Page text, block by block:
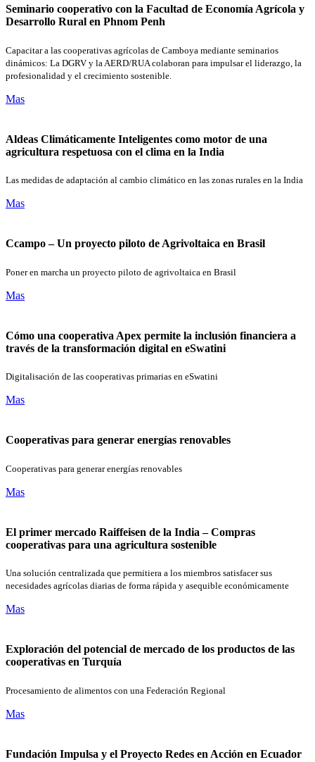
Seminario cooperativo con la Facultad de Economía Agrícola y
Desarrollo Rural en Phnom Penh
Capacitar a las cooperativas agrícolas de Camboya mediante seminarios
dinámicos: La DGRV y la AERD/RUA colaboran para impulsar el liderazgo, la
profesionalidad y el crecimiento sostenible.
Mas
Aldeas Climáticamente Inteligentes como motor de una
agricultura respetuosa con el clima en la India
Las medidas de adaptación al cambio climático en las zonas rurales en la India
Mas
Ccampo – Un proyecto piloto de Agrivoltaica en Brasil
Poner en marcha un proyecto piloto de agrivoltaica en Brasil
Mas
Cómo una cooperativa Apex permite la inclusión financiera a
través de la transformación digital en eSwatini
Digitalisación de las cooperativas primarias en eSwatini
Mas
Cooperativas para generar energías renovables
Cooperativas para generar energías renovables
Mas
El primer mercado Raiffeisen de la India – Compras
cooperativas para una agricultura sostenible
Una solución centralizada que permitiera a los miembros satisfacer sus
necesidades agrícolas diarias de forma rápida y asequible económicamente
Mas
Exploración del potencial de mercado de los productos de las
cooperativas en Turquía
Procesamiento de alimentos con una Federación Regional
Mas
Fundación Impulsa y el Proyecto Redes en Acción en Ecuador